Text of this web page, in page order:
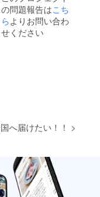
の 横浜
クラフ
トコー
ラをぜ
場合、
は同封
せず
メール
にてお
炭酸入
り瓶ボ
トルの
内容量
合がご
ざいま
瓶の形
状やス
テッ
カーは
イメー
ルラベ
ルを制
作いた
しま
の責任
におい
企業
名、文
章、
キャチ
フレー
望され
る際は
別途費
用をご
ンを
ベース
ジナル
ラベル
を制作
いたし
ます。
の問題報告はこち
ら よりお問い合わ
せください
へ届けたい！！ >